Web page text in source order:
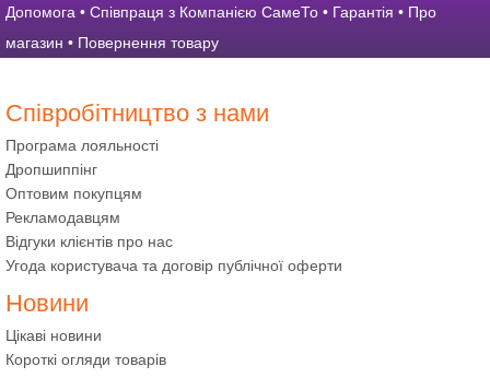
Допомога • Співпраця з Компанією СамеТо • Гарантія • Про
магазин • Повернення товару
Співробітництво з нами
Програма лояльності
Дропшиппінг
Оптовим покупцям
Рекламодавцям
Відгуки клієнтів про нас
Угода користувача та договір публічної оферти
Новини
Цікаві новини
Короткі огляди товарів